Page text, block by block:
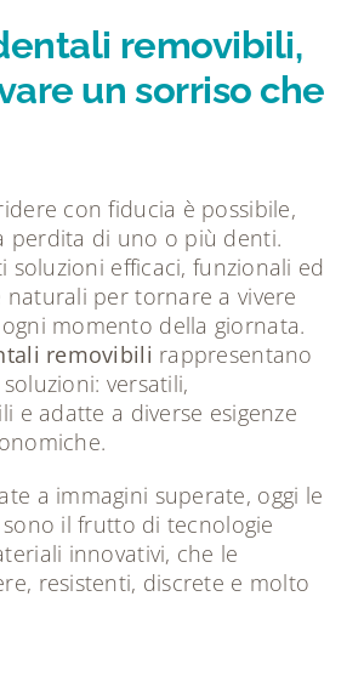
removibili,
un sorriso che
con fiducia è possibile,
perdita di uno o più denti.
soluzioni efficaci, funzionali ed
naturali per tornare a vivere
momento della giornata.
removibili rappresentano
versatili,
e adatte a diverse esigenze
a immagini superate, oggi le
il frutto di tecnologie
innovativi, che le
resistenti, discrete e molto